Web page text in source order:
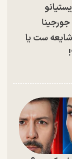
جورجینا
شایعه ست یا